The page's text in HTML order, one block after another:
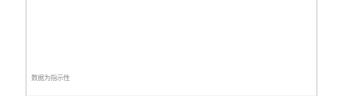
数据为指示性